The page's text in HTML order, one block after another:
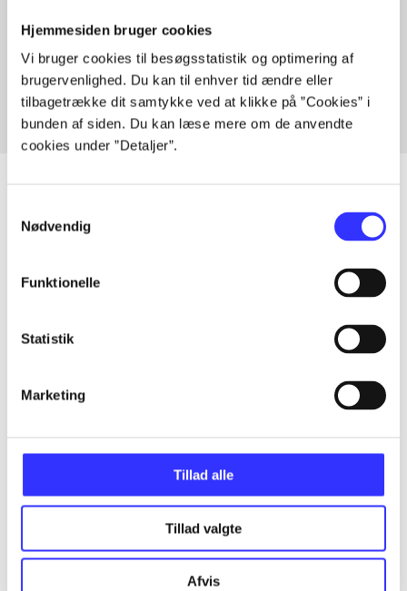
Hjemmesiden bruger cookies
Vi bruger cookies til besøgsstatistik og optimering af
brugervenlighed. Du kan til enhver tid ændre eller
tilbagetrække dit samtykke ved at klikke på ”Cookies” i
bunden af siden. Du kan læse mere om de anvendte
cookies under ”Detaljer”.
Nødvendig
Funktionelle
Statistik
Marketing
Tillad alle
Tillad valgte
Afvis
Artikler med samme emner
Fra
Artikler
...
...